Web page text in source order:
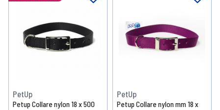
PetUp
Petup Collare nylon 18 x 500
PetUp
Petup Collare nylon mm 18 x